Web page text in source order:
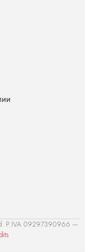
P.IVA 09297390966 —